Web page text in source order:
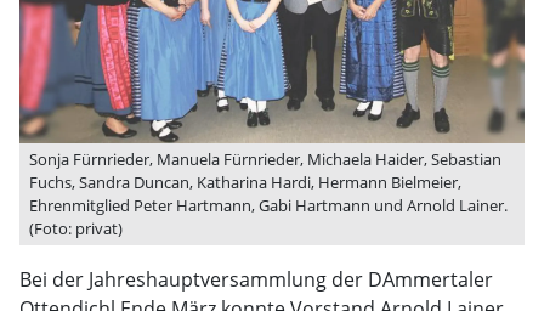
Sonja Fürnrieder, Manuela Fürnrieder, Michaela Haider, Sebastian
Fuchs, Sandra Duncan, Katharina Hardi, Hermann Bielmeier,
Ehrenmitglied Peter Hartmann, Gabi Hartmann und Arnold Lainer.
(Foto: privat)
Bei der Jahreshauptversammlung der DAmmertaler